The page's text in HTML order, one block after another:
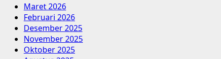
Maret 2026
Februari 2026
Desember 2025
November 2025
Oktober 2025